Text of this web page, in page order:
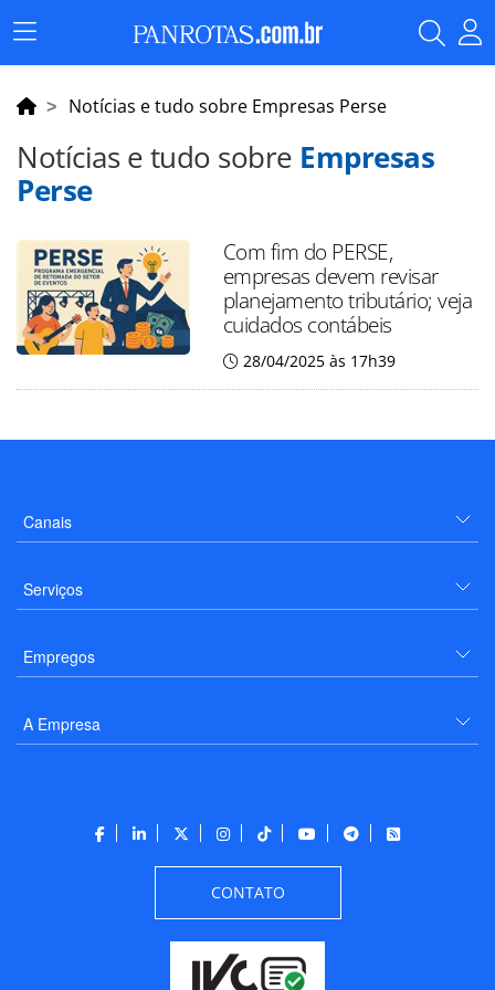
Menu
Principal
Notícias e tudo sobre Empresas Perse
Notícias e tudo sobre Empresas
Perse
Com fim do PERSE,
empresas devem revisar
planejamento tributário; veja
cuidados contábeis
28/04/2025 às 17h39
Canais
Serviços
Empregos
A Empresa
CONTATO